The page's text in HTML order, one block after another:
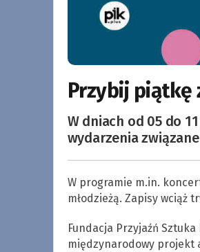
Przybij piątkę
W dniach od 05 do
wydarzenia
W programie m.in.
młodzieżą. Zapisy wciąż
Fundacja Przyjaźń
międzynarodowy projekt